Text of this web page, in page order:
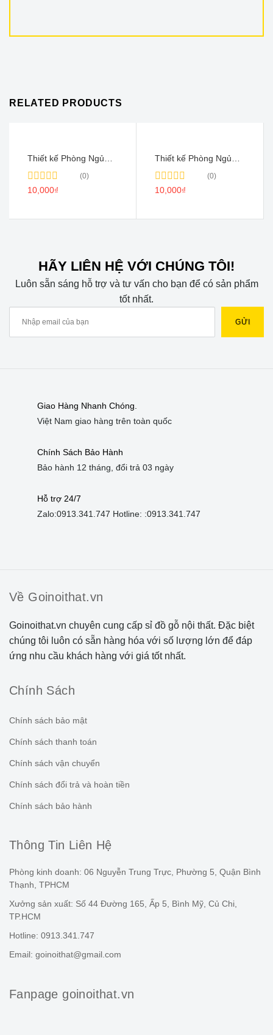
RELATED PRODUCTS
Thiết kế Phòng Ngủ
Năng Sử Dụng – PN14
Rated
of
(0)
10,000₫
Thiết kế Phòng Ngủ
PN06
Rated
of
(0)
10,000₫
HÃY LIÊN HỆ VỚI CHÚNG TÔI!
Luôn sẵn sáng hỗ trợ và tư vấn cho bạn để có sản phẩm
tốt nhất.
Giao Hàng Nhanh Chóng.
Việt Nam giao hàng trên toàn quốc
Chính Sách Bảo Hành
Bảo hành 12 tháng, đổi trả 03 ngày
Hỗ trợ 24/7
Zalo:0913.341.747 Hotline: :0913.341.747
Về Goinoithat.vn
Goinoithat.vn chuyên cung cấp sỉ đồ gỗ nội thất. Đặc biệt
chúng tôi luôn có sẵn hàng hóa với số lượng lớn để đáp
ứng nhu cầu khách hàng với giá tốt nhất.
Chính Sách
Chính sách bảo mật
Chính sách thanh toán
Chính sách vận chuyển
Chính sách đổi trả và hoàn tiền
Chính sách bảo hành
Thông Tin Liên Hệ
Phòng kinh doanh: 06 Nguyễn Trung Trực, Phường 5, Quận Bình
Thạnh, TPHCM
Xưởng sản xuất: Số 44 Đường 165, Ấp 5, Bình Mỹ, Củ Chi,
TP.HCM
Hotline: 0913.341.747
Email: goinoithat@gmail.com
Fanpage goinoithat.vn